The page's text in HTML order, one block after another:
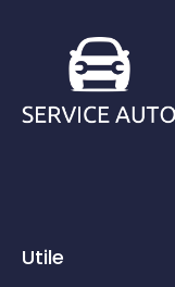
Utile